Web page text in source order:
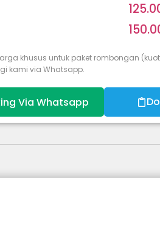
khusus untuk paket rombongan
kami via Whatsapp.
Via Whatsapp